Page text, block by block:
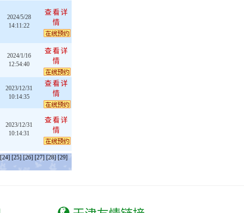
2024/5/28
14:11:22
查看详
情
2024/1/16
12:54:40
查看详
情
2023/12/31
10:14:35
查看详
情
2023/12/31
10:14:31
查看详
情
[24] [25] [26] [27] [28] [29]